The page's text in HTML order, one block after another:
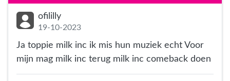
ofililly
19-10-2023
Ja toppie milk inc ik mis hun muziek echt Voor
mijn mag milk inc terug milk inc comeback doen